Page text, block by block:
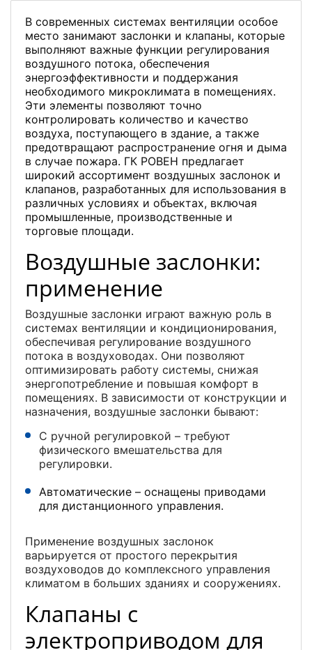
В современных системах вентиляции особое
место занимают заслонки и клапаны, которые
выполняют важные функции регулирования
воздушного потока, обеспечения
энергоэффективности и поддержания
необходимого микроклимата в помещениях.
Эти элементы позволяют точно
контролировать количество и качество
воздуха, поступающего в здание, а также
предотвращают распространение огня и дыма
в случае пожара. ГК РОВЕН предлагает
широкий ассортимент воздушных заслонок и
клапанов, разработанных для использования в
различных условиях и объектах, включая
промышленные, производственные и
торговые площади.
Воздушные заслонки:
применение
Воздушные заслонки играют важную роль в
системах вентиляции и кондиционирования,
обеспечивая регулирование воздушного
потока в воздуховодах. Они позволяют
оптимизировать работу системы, снижая
энергопотребление и повышая комфорт в
помещениях. В зависимости от конструкции и
назначения, воздушные заслонки бывают:
С ручной регулировкой – требуют
физического вмешательства для
регулировки.
Автоматические – оснащены приводами
для дистанционного управления.
Применение воздушных заслонок
варьируется от простого перекрытия
воздуховодов до комплексного управления
климатом в больших зданиях и сооружениях.
Клапаны с
электроприводом для